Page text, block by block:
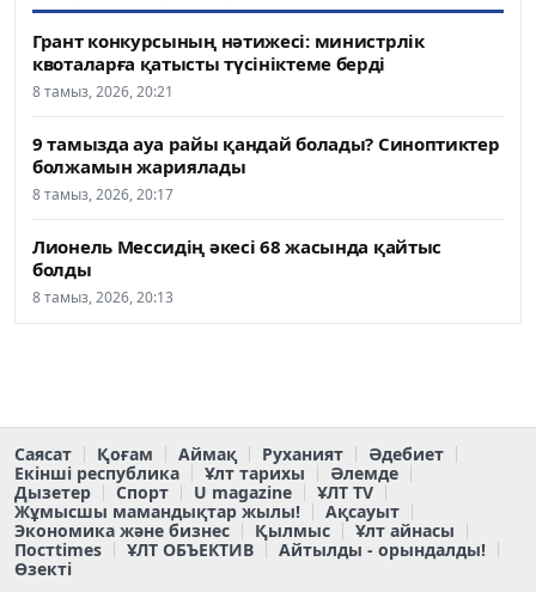
Грант конкурсының нәтижесі: министрлік
квоталарға қатысты түсініктеме берді
8 тамыз, 2026, 20:21
9 тамызда ауа райы қандай болады? Синоптиктер
болжамын жариялады
8 тамыз, 2026, 20:17
Лионель Мессидің әкесі 68 жасында қайтыс
болды
8 тамыз, 2026, 20:13
Саясат Қоғам Аймақ Руханият
Әдебиет
Екінші республика
Ұлт тарихы
Әлемде
Дызетер
Спорт U magazine
ҰЛТ TV
Жұмысшы мамандықтар жылы!
Ақсауыт
Экономика және бизнес
Қылмыс
Ұлт айнасы
Постtimes
ҰЛТ ОБЪЕКТИВ
Айтылды - орындалды!
Өзекті